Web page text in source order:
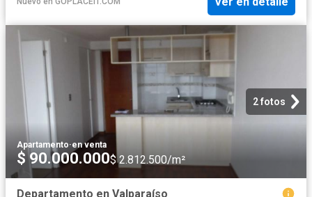
2 fotos
Apartamento·en venta
$ 90.000.000$ 2.812.500/m²
Departamento en Valparaíso